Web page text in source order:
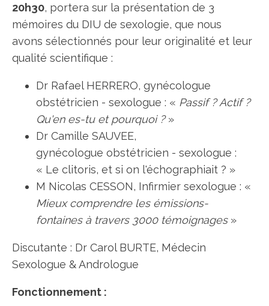
20h30, portera sur la présentation de 3
mémoires du DIU de sexologie, que nous
avons sélectionnés pour leur originalité et leur
qualité scientifique :
Dr Rafael HERRERO, gynécologue
obstétricien - sexologue : « Passif ? Actif ?
Qu'en es-tu et pourquoi ?»
Dr Camille SAUVEE,
gynécologue obstétricien - sexologue :
« Le clitoris, et si on l'échographiait ? »
M Nicolas CESSON, Infirmier sexologue : «
Mieux comprendre les émissions-
fontaines à travers 3000 témoignages»
Discutante : Dr Carol BURTE, Médecin
Sexologue & Andrologue
Fonctionnement :